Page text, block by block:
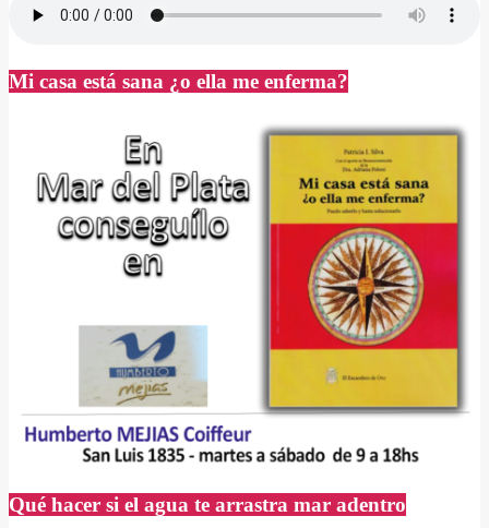
Mi casa está sana ¿o ella me enferma?
Qué hacer si el agua te arrastra mar adentro